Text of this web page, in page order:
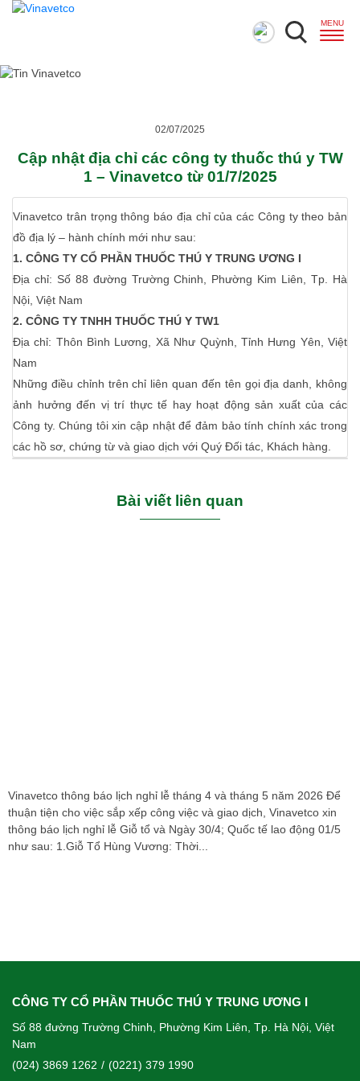
02/07/2025
Cập nhật địa chỉ các công ty thuốc thú y TW
1 – Vinavetco từ 01/7/2025
Vinavetco trân trọng thông báo địa chỉ của các Công ty theo bản
đồ địa lý – hành chính mới như sau:
1. CÔNG TY CỔ PHẦN THUỐC THÚ Y TRUNG ƯƠNG I
Địa chỉ: Số 88 đường Trường Chinh, Phường Kim Liên, Tp. Hà
Nội, Việt Nam
2. CÔNG TY TNHH THUỐC THÚ Y TW1
Địa chỉ: Thôn Bình Lương, Xã Như Quỳnh, Tỉnh Hưng Yên, Việt
Nam
Những điều chỉnh trên chỉ liên quan đến tên gọi địa danh, không
ảnh hưởng đến vị trí thực tế hay hoạt động sản xuất của các
Công ty. Chúng tôi xin cập nhật để đảm bảo tính chính xác trong
các hồ sơ, chứng từ và giao dịch với Quý Đối tác, Khách hàng.
Bài viết liên quan
Vinavetco thông báo lịch nghỉ lễ tháng 4 và tháng 5 năm 2026 Để
thuận tiện cho việc sắp xếp công việc và giao dịch, Vinavetco xin
thông báo lịch nghỉ lễ Giỗ tổ và Ngày 30/4; Quốc tế lao động 01/5
như sau: 1.Giỗ Tổ Hùng Vương: Thời...
CÔNG TY CỔ PHẦN THUỐC THÚ Y TRUNG ƯƠNG I
Số 88 đường Trường Chinh, Phường Kim Liên, Tp. Hà Nội, Việt
Nam
(024) 3869 1262 / (0221) 379 1990